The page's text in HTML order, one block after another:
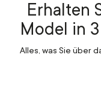
Erhalten
Model in
Alles, was Sie über